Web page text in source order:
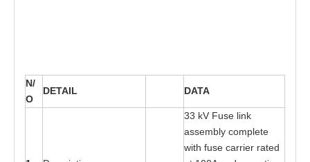
N/
O
DETAIL DATA
33 kV Fuse link
assembly complete
with fuse carrier rated